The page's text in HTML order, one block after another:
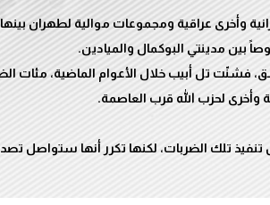
وأخرى عراقية ومجموعات موالية لطهران
فشنّت تل أبيب خلال الأعوام الماضية، مئات
تنفيذ تلك الضربات، لكنها تكرر أنها ستواصل